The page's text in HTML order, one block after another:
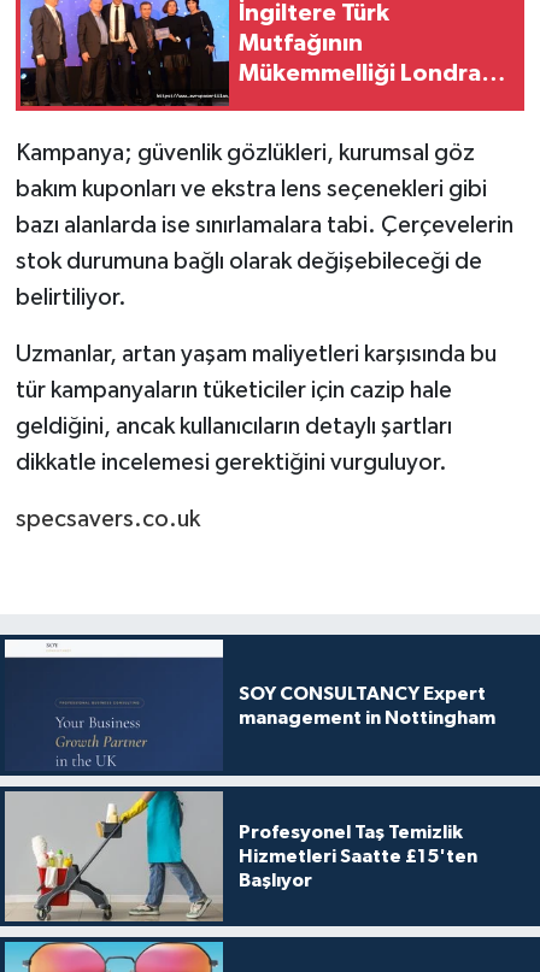
İngiltere Türk
Mutfağının
Mükemmelliği Londra
Kampanya; güvenlik gözlükleri, kurumsal göz
bakım kuponları ve ekstra lens seçenekleri gibi
bazı alanlarda ise sınırlamalara tabi. Çerçevelerin
stok durumuna bağlı olarak değişebileceği de
belirtiliyor.
Uzmanlar, artan yaşam maliyetleri karşısında bu
tür kampanyaların tüketiciler için cazip hale
geldiğini, ancak kullanıcıların detaylı şartları
dikkatle incelemesi gerektiğini vurguluyor.
specsavers.co.uk
SOY CONSULTANCY Expert
management in Nottingham
Profesyonel Taş Temizlik
Hizmetleri Saatte £15'ten
Başlıyor